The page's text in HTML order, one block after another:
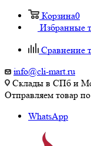
Корзина0
Избранные
Сравнение
info@cli-mart.ru
Склады в СПб и
Отправляем товар
WhatsApp